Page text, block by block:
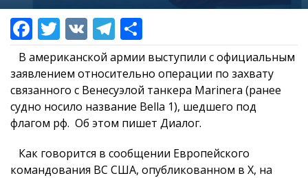
В американской армии выступили с официальным
заявлением относительно операции по захвату
связанного с Венесуэлой танкера Marinera (ранее
судно носило название Bella 1), шедшего под
флагом рф. Об этом пишет Диалог.
Как говорится в сообщении Европейского
командования ВС США, опубликованном в X, на